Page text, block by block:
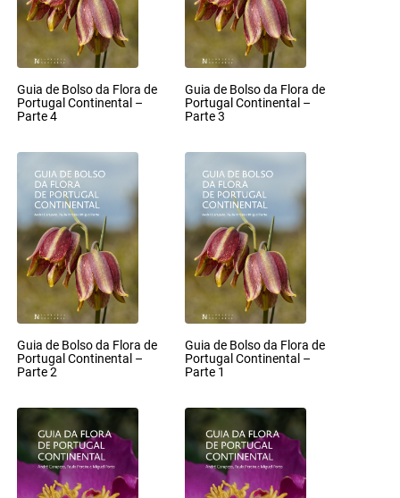
Guia de Bolso da Flora de
Portugal Continental –
Parte 4
Guia de Bolso da Flora de
Portugal Continental –
Parte 3
Guia de Bolso da Flora de
Portugal Continental –
Parte 2
Guia de Bolso da Flora de
Portugal Continental –
Parte 1